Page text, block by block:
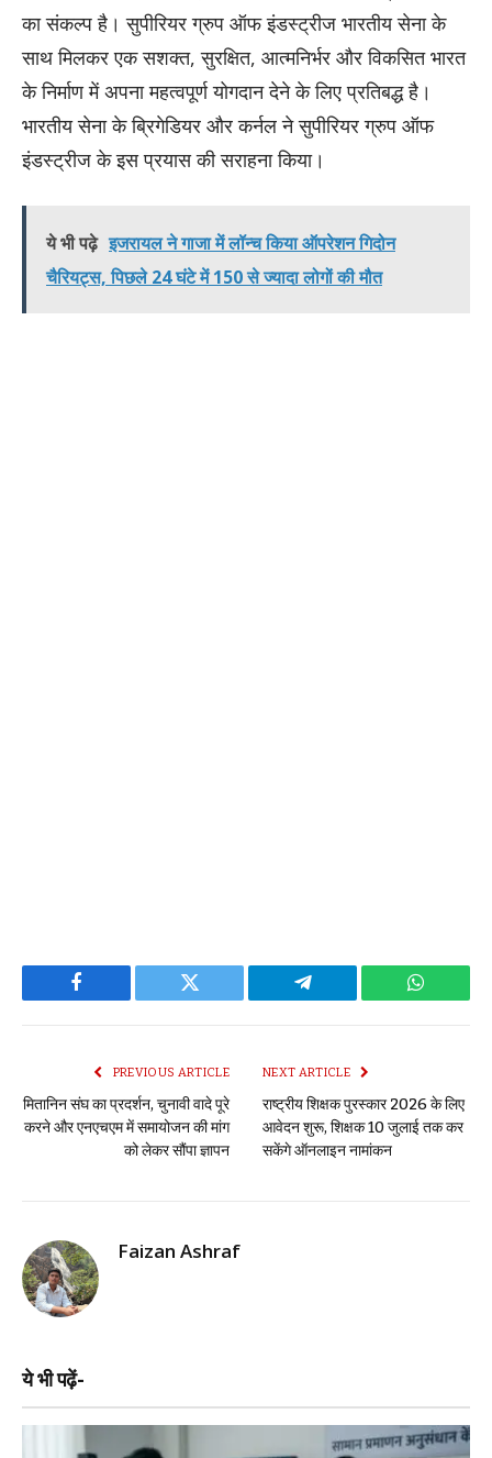
का संकल्प है। सुपीरियर ग्रुप ऑफ इंडस्ट्रीज भारतीय सेना के
साथ मिलकर एक सशक्त, सुरक्षित, आत्मनिर्भर और विकसित भारत
के निर्माण में अपना महत्वपूर्ण योगदान देने के लिए प्रतिबद्ध है।
भारतीय सेना के ब्रिगेडियर और कर्नल ने सुपीरियर ग्रुप ऑफ
इंडस्ट्रीज के इस प्रयास की सराहना किया।
ये भी पढ़े इजरायल ने गाजा में लॉन्च किया ऑपरेशन गिदोन
चैरियट्स, पिछले 24 घंटे में 150 से ज्यादा लोगों की मौत
Facebook Twitter Telegram
PREVIOUS ARTICLE
मितानिन संघ का प्रदर्शन, चुनावी वादे पूरे
करने और एनएचएम में समायोजन की मांग
को लेकर सौंपा ज्ञापन
NEXT ARTICLE
राष्ट्रीय शिक्षक पुरस्कार 2026 के लिए
आवेदन शुरू, शिक्षक 10 जुलाई तक कर
सकेंगे ऑनलाइन नामांकन
Faizan Ashraf
ये भी पढ़ें-